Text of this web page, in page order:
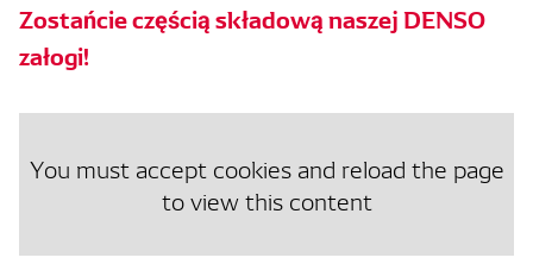
Zostańcie częścią składową naszej DENSO
załogi!
You must accept cookies and reload the page
to view this content